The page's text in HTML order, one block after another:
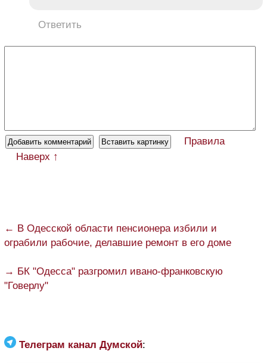
Ответить
Правила
Наверх ↑
← В Одесской области пенсионера избили и
ограбили рабочие, делавшие ремонт в его доме
→ БК "Одесса" разгромил ивано-франковскую
"Говерлу"
Телеграм канал Думской: